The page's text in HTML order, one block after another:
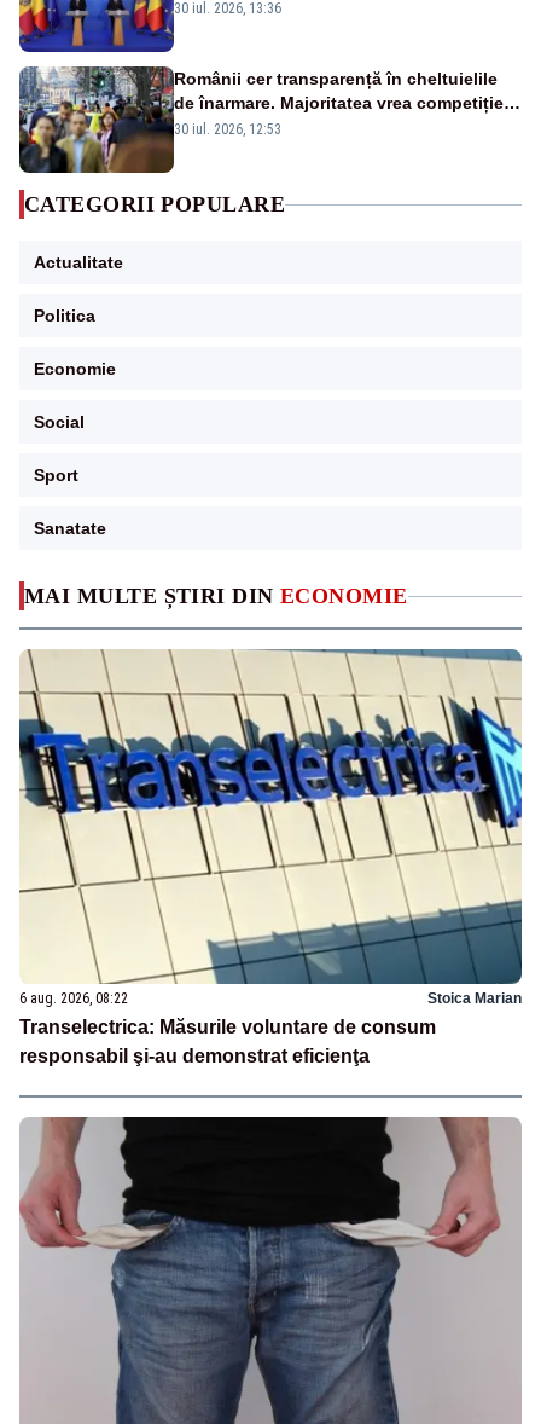
MAI MULTE ȘTIRI DIN ECONOMIE
6 aug. 2026, 08:22 Stoica Marian
Transelectrica: Măsurile voluntare de consum
responsabil şi-au demonstrat eficienţa
Tofan, primit cu onoruri militare
30 iul. 2026, 13:36
Românii cer transparență în cheltuielile
de înarmare. Majoritatea vrea competiție
reală și industrie locală – SONDAJ
30 iul. 2026, 12:53
CATEGORII POPULARE
Actualitate
Politica
Economie
Social
Sport
Sanatate